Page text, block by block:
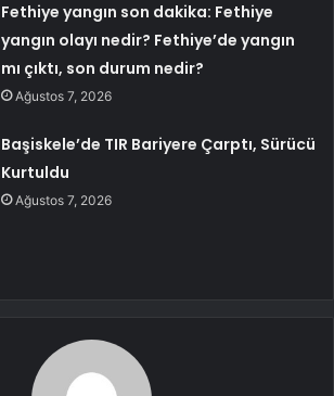
Fethiye yangın son dakika: Fethiye
yangın olayı nedir? Fethiye’de yangın
mı çıktı, son durum nedir?
Ağustos 7, 2026
Başiskele’de TIR Bariyere Çarptı, Sürücü
Kurtuldu
Ağustos 7, 2026